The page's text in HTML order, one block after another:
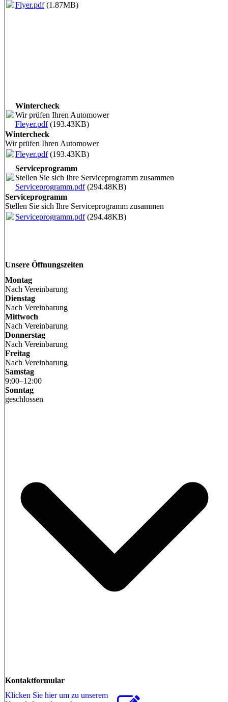
Flyer.pdf(1.87MB)
Wintercheck
Wir prüfen Ihren Automower
Fleyer.pdf(193.43KB)
Wintercheck
Wir prüfen Ihren Automower
Fleyer.pdf(193.43KB)
Serviceprogramm
Stellen Sie sich Ihre Serviceprogramm zusammen
Serviceprogramm.pdf(294.48KB)
Serviceprogramm
Stellen Sie sich Ihre Serviceprogramm zusammen
Serviceprogramm.pdf(294.48KB)
Unsere Öffnungszeiten
Montag
Nach Vereinbarung
Dienstag
Nach Vereinbarung
Mittwoch
Nach Vereinbarung
Donnerstag
Nach Vereinbarung
Freitag
Nach Vereinbarung
Samstag
9:00–12:00
Sonntag
geschlossen
Kontaktformular
Klicken Sie hier um zu unserem